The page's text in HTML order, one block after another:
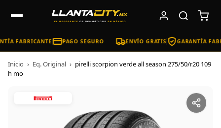
FABRICANTE PAGO SEGURO ENVÍO GRATIS GARANTÍA
Inicio › Eq. Original › pirelli scorpion verde all season 275/50/r20 109
h mo